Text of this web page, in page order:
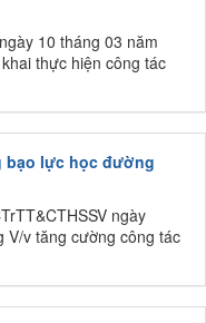
10 tháng 03 năm
thực hiện công tác
bạo lực học đường
ngày
V/v tăng cường công tác